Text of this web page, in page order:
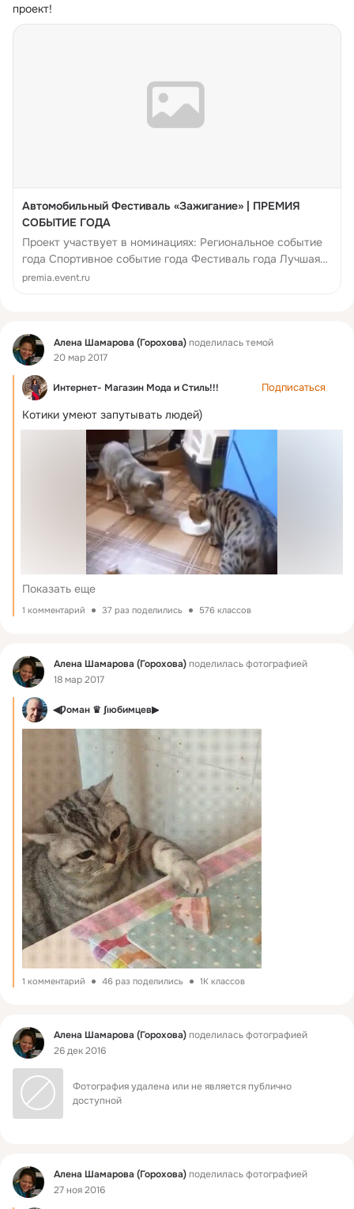
проект!
Автомобильный Фестиваль «Зажигание» | ПРЕМИЯ
СОБЫТИЕ ГОДА
Проект участвует в номинациях: Региональное событие
года Спортивное событие года Фестиваль года Лучшая
премьера городского ежегодного события Народное
premia.event.ru
Фид Алена Шамарова (Горохова)поделилась темой
20 мар 2017
Интернет- Магазин Мода и Стиль!!! Подписаться
Котики умеют запутывать людей)
Показать еще
1 комментарий 37 раз поделились 576 классов
Фид Алена Шамарова (Горохова)поделилась фотографией
18 мар 2017
◀Ƿоман ♛ ʃıюбимцев▶
1 комментарий 46 раз поделились 1K классов
Фид Алена Шамарова (Горохова)поделилась фотографией
26 дек 2016
Фотография удалена или не является публично
доступной
Фид Алена Шамарова (Горохова)поделилась фотографией
27 ноя 2016